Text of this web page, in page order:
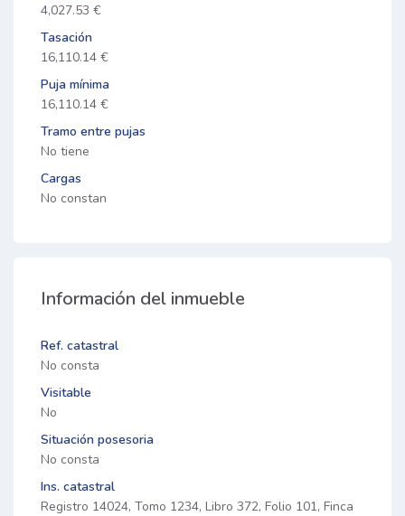
4,027.53 €
Tasación
16,110.14 €
Puja mínima
16,110.14 €
Tramo entre pujas
No tiene
Cargas
No constan
Información del inmueble
Ref. catastral
No consta
Visitable
No
Situación posesoria
No consta
Ins. catastral
Registro 14024, Tomo 1234, Libro 372, Folio 101, Finca